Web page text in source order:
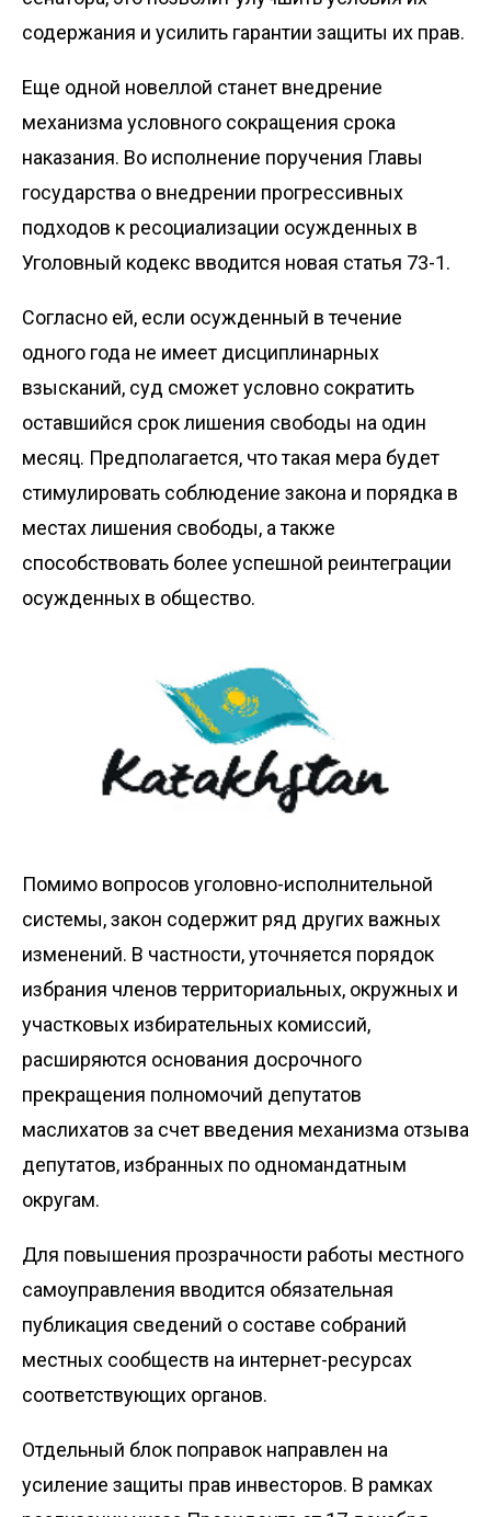
содержания и усилить гарантии защиты их прав.
Еще одной новеллой станет внедрение
механизма условного сокращения срока
наказания. Во исполнение поручения Главы
государства о внедрении прогрессивных
подходов к ресоциализации осужденных в
Уголовный кодекс вводится новая статья 73-1.
Согласно ей, если осужденный в течение
одного года не имеет дисциплинарных
взысканий, суд сможет условно сократить
оставшийся срок лишения свободы на один
месяц. Предполагается, что такая мера будет
стимулировать соблюдение закона и порядка в
местах лишения свободы, а также
способствовать более успешной реинтеграции
осужденных в общество.
Помимо вопросов уголовно-исполнительной
системы, закон содержит ряд других важных
изменений. В частности, уточняется порядок
избрания членов территориальных, окружных и
участковых избирательных комиссий,
расширяются основания досрочного
прекращения полномочий депутатов
маслихатов за счет введения механизма отзыва
депутатов, избранных по одномандатным
округам.
Для повышения прозрачности работы местного
самоуправления вводится обязательная
публикация сведений о составе собраний
местных сообществ на интернет-ресурсах
соответствующих органов.
Отдельный блок поправок направлен на
усиление защиты прав инвесторов. В рамках